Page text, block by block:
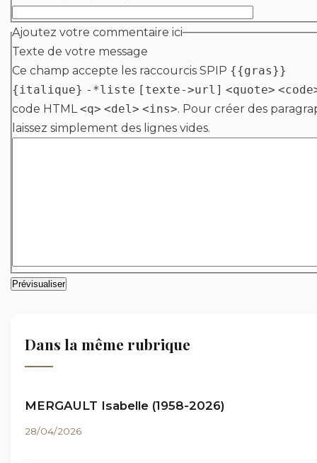
Ajoutez votre commentaire ici
Texte de votre message
Ce champ accepte les raccourcis SPIP {{gras}}
{italique} -*liste [texte->url] <quote>
code HTML<q> <del> <ins>. Pour créer des
laissez simplement des lignes vides.
Dans la même rubrique
MERGAULT Isabelle (1958-2026)
28/04/2026